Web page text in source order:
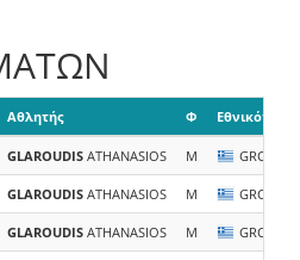
Αθλητής Φ Εθνικότητα
GLAROUDIS ATHANASIOS M GRC
GLAROUDIS ATHANASIOS M GRC
GLAROUDIS ATHANASIOS M GRC